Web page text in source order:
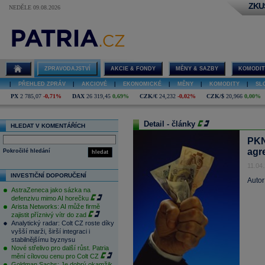
NEDĚLE 09.08.2026
ZPRAVODAJSTVÍ AKCIE & FONDY MĚNY & SAZBY
PŘEHLED ZPRÁV AKCIOVÉ EKONOMICKÉ MĚNY KOMODITY
PX 2 785,07 -0,71% DAX 26 319,45 0,69% CZK/€ 24,232 -0,02% CZK/$ 20,966 0,00%
HLEDAT V KOMENTÁŘÍCH
hledat
Pokročilé hledání
INVESTIČNÍ DOPORUČENÍ
AstraZeneca jako sázka na
defenzivu mimo AI horečku
Arista Networks: AI může firmě
zajistit příznivý vítr do zad
Analytický radar: Colt CZ roste díky
vyšší marži, širší integraci i
stabilnějšímu byznysu
Nové střelivo pro další růst. Patria
mění cílovou cenu pro Colt CZ
Detail - články